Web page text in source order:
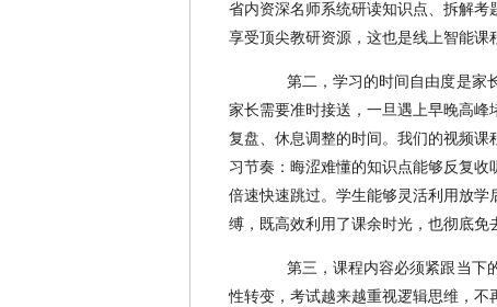
省内资深名师系统研读知识点、拆解
享受顶尖教研资源，这也是线上智能课
第二，学习的时间自由度是家
家长需要准时接送，一旦遇上早晚高
复盘、休息调整的时间。我们的视频
习节奏：晦涩难懂的知识点能够反复
倍速快速跳过。学生能够灵活利用放
缚，既高效利用了课余时光，也彻底免
第三，课程内容必须紧跟当下
性转变，考试越来越重视逻辑思维，